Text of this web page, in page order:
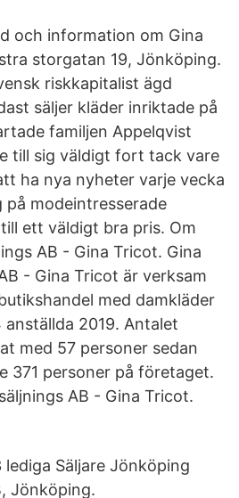
och information om Gina
storgatan 19, Jönköping.
riskkapitalist ägd
säljer kläder inriktade på
familjen Appelqvist
till sig väldigt fort tack vare
ha nya nyheter varje vecka
modeintresserade
ett väldigt bra pris. Om
AB - Gina Tricot. Gina
- Gina Tricot är verksam
med damkläder
2019. Antalet
med 57 personer sedan
371 personer på företaget.
AB - Gina Tricot.
Säljare Jönköping
Jönköping.